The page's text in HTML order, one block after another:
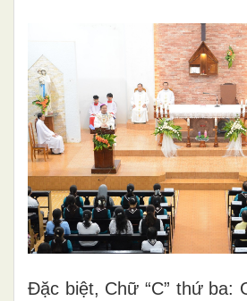
Đặc biệt, Chữ “C” thứ ba: